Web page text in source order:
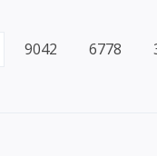
9042 6778